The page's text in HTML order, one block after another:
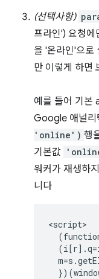
(선택사항)
프라인') 요청에
을 '온라인'으로
만 이렇게 하면
예를 들어 기본
Google 애널리
'online') 행
기본값
워커가 재생하
니다
<script>